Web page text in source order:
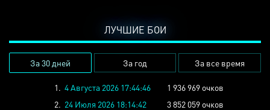
ЛУЧШИЕ БОИ
За 30 дней За год За все время
1. 4 Августа 2026 17:44:46
1 936 969 очков
2. 24 Июля 2026 18:14:42
3 852 059 очков